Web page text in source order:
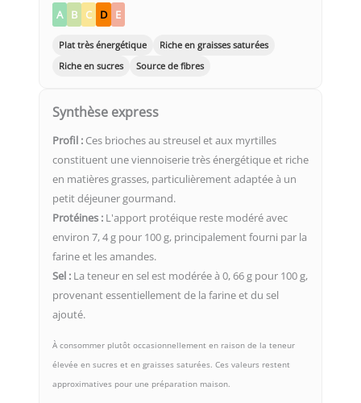
A B C D E
Plat très énergétique
Riche en graisses saturées
Riche en sucres
Source de fibres
Synthèse express
Profil : Ces brioches au streusel et aux myrtilles
constituent une viennoiserie très énergétique et riche
en matières grasses, particulièrement adaptée à un
petit déjeuner gourmand.
Protéines : L'apport protéique reste modéré avec
environ 7, 4 g pour 100 g, principalement fourni par la
farine et les amandes.
Sel : La teneur en sel est modérée à 0, 66 g pour 100 g,
provenant essentiellement de la farine et du sel
ajouté.
À consommer plutôt occasionnellement en raison de la teneur
élevée en sucres et en graisses saturées. Ces valeurs restent
approximatives pour une préparation maison.